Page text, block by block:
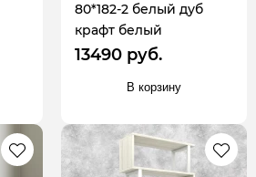
80*182-2 белый дуб
крафт белый
13490 руб.
В корзину